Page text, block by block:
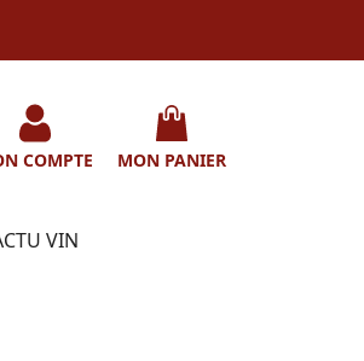
COMPTE MON PANIER
VIN